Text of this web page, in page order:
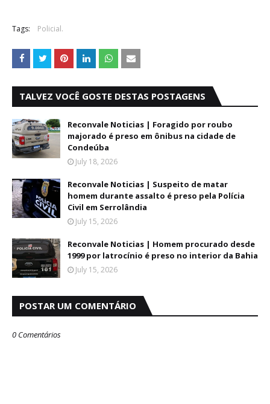
Tags: Policial.
TALVEZ VOCÊ GOSTE DESTAS POSTAGENS
Reconvale Noticias | Foragido por roubo
majorado é preso em ônibus na cidade de
Condeúba
July 18, 2026
Reconvale Noticias | Suspeito de matar
homem durante assalto é preso pela Polícia
Civil em Serrolândia
July 15, 2026
Reconvale Noticias | Homem procurado desde
1999 por latrocínio é preso no interior da Bahia
July 15, 2026
POSTAR UM COMENTÁRIO
0 Comentários